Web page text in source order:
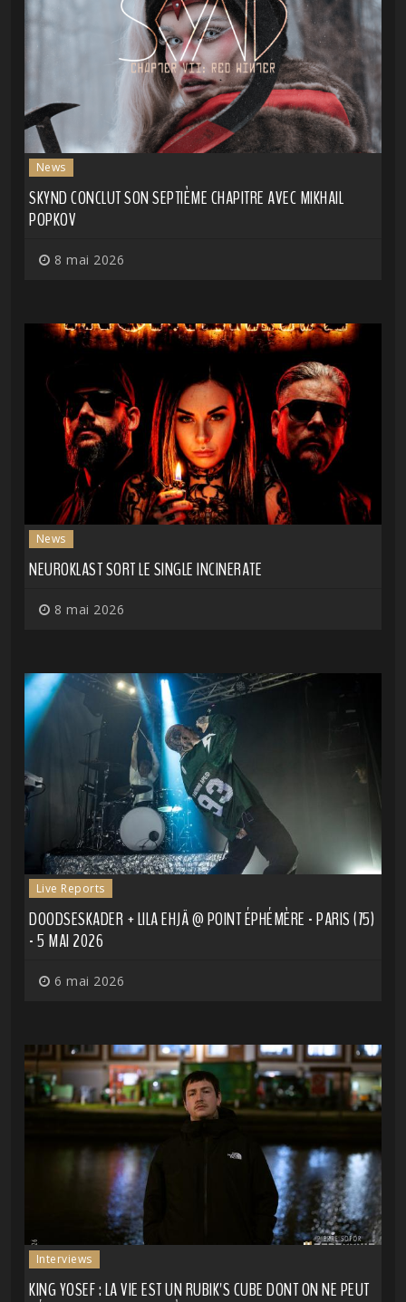
News
SKYND CONCLUT SON SEPTIÈME CHAPITRE AVEC MIKHAIL
POPKOV
8 mai 2026
News
NEUROKLAST SORT LE SINGLE INCINERATE
8 mai 2026
Live Reports
DOODSESKADER + LILA EHJÄ @ POINT ÉPHÉMÈRE - PARIS (75)
- 5 MAI 2026
6 mai 2026
Interviews
KING YOSEF : LA VIE EST UN RUBIK'S CUBE DONT ON NE PEUT